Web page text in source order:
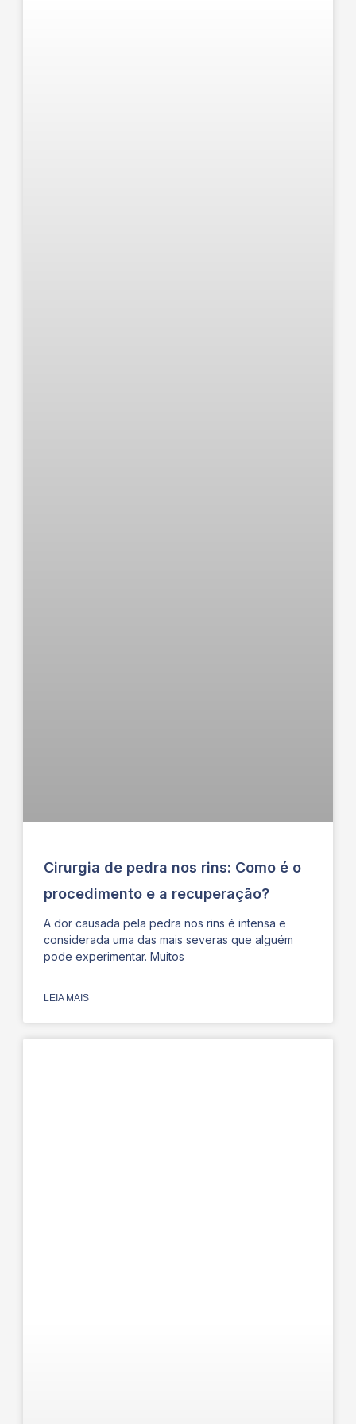
Cirurgia de pedra nos rins: Como é o
procedimento e a recuperação?
A dor causada pela pedra nos rins é intensa e
considerada uma das mais severas que alguém
pode experimentar. Muitos
LEIA MAIS